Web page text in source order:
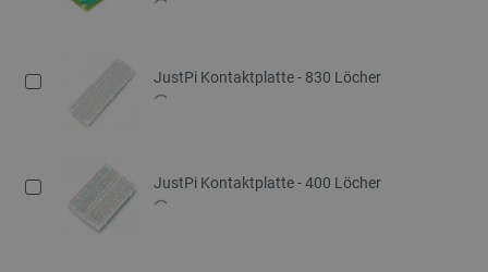
JustPi Kontaktplatte - 830 Löcher
JustPi Kontaktplatte - 400 Löcher